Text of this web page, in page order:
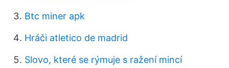
Btc miner apk
Hráči atletico de madrid
Slovo, které se rýmuje s ražení mincí